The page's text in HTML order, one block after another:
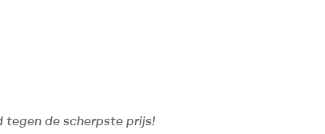
tegen de scherpste prijs!